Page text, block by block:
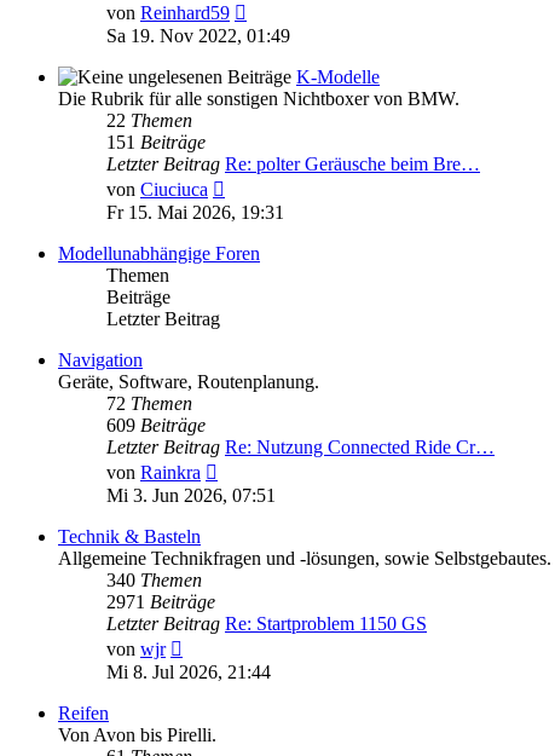
von Reinhard59
Beitrag
Sa 19. Nov 2022, 01:49
K-Modelle
Die Rubrik für alle sonstigen Nichtboxer von BMW.
22 Themen
151 Beiträge
Letzter Beitrag Re: polter Geräusche beim Bre…
von Ciuciuca
Beitrag
Fr 15. Mai 2026, 19:31
Modellunabhängige Foren
Themen
Beiträge
Letzter Beitrag
Navigation
Geräte, Software, Routenplanung.
72 Themen
609 Beiträge
Letzter Beitrag Re: Nutzung Connected Ride Cr…
von Rainkra
Beitrag
Mi 3. Jun 2026, 07:51
Technik & Basteln
Allgemeine Technikfragen und -lösungen, sowie Selbstgebautes.
340 Themen
2971 Beiträge
Letzter Beitrag Re: Startproblem 1150 GS
von wjr
Beitrag
Mi 8. Jul 2026, 21:44
Reifen
Von Avon bis Pirelli.